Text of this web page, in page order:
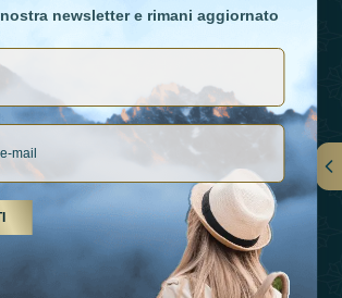
Collegamenti
newsletter e rimani aggiornato